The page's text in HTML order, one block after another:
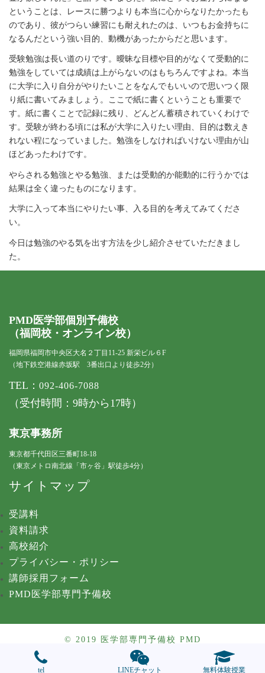
ということは、レースに勝つよりも本当に心からなりたかったも
のであり、彼がつらい練習にも耐えれたのは、いつもお金持ちに
なるんだという強い目的、動機があったからだと思います。
受験勉強は長い道のりです。曖昧な目標や目的がなくて受動的に
勉強をしていては成績は上がらないのはもちろんですよね。本当
に大学に入り自分がやりたいことをなんでもいいので思いつく限
り紙に書いてみましょう。ここで紙に書くということも重要で
す。紙に書くことで記録に残り、どんどん蓄積されていくわけで
す。受験が終わる頃には私が大学に入りたい理由、目的は数えき
れない程になっていました。勉強をしなければいけない理由が山
ほどあったわけです。
やらされる勉強とやる勉強、または受動的か能動的に行うかでは
結果は全く違ったものになります。
大学に入って本当にやりたい事、入る目的を考えてみてくださ
い。
今日は勉強のやる気を出す方法を少し紹介させていただきまし
た。
PMD医学部個別予備校
（福岡校・オンライン校）
福岡県福岡市中央区大名２丁目11-25 新栄ビル６F
（地下鉄空港線赤坂駅 3番出口より徒歩2分）
TEL： 092-406-7088
（受付時間：9時から17時）
東京事務所
東京都千代田区三番町18-18
（東京メトロ南北線「市ヶ谷」駅徒歩4分）
サイトマップ
受講料
資料請求
高校紹介
プライバシー・ポリシー
講師採用フォーム
PMD医学部専門予備校
© 2019 医学部専門予備校 PMD
tel LINEチャット 無料体験授業